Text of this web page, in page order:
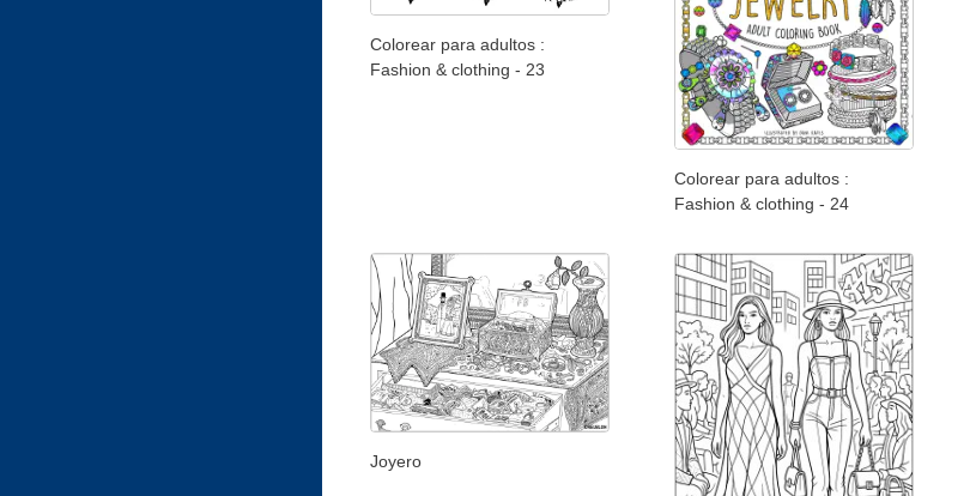
Colorear para adultos :
Fashion & clothing - 23
Colorear para adultos :
Fashion & clothing - 24
Joyero